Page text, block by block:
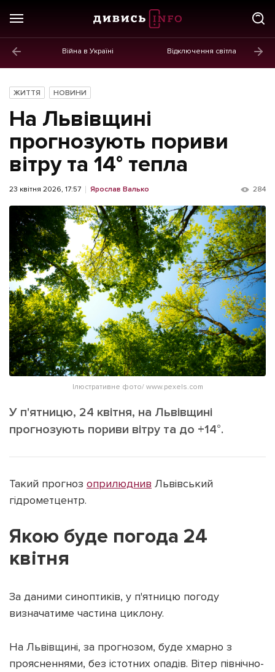
Війна в Україні Відключення світла
Новини
Політика
Економіка
Бізнес
Життя
Культура
Афіша
ІНШЕ
Інтерв'ю
Картки
Репортаж
Розслідування
Прес-релізи
Фото/Відео
Made in Lviv
[email protected] Реклама на сайті
Наші соц мережі
ЖИТТЯ НОВИНИ
На Львівщині
прогнозують пориви
вітру та 14° тепла
23 квітня 2026, 17:57 Ярослав Валько 284
Ілюстративне фото/ www.pexels.com
У п'ятницю, 24 квітня, на Львівщині
прогнозують пориви вітру та до +14°.
Такий прогноз оприлюднив Львівський
гідрометцентр.
Якою буде погода 24
квітня
За даними синоптиків, у п'ятницю погоду
визначатиме частина циклону.
На Львівщині, за прогнозом, буде хмарно з
проясненнями, без істотних опадів. Вітер північно-